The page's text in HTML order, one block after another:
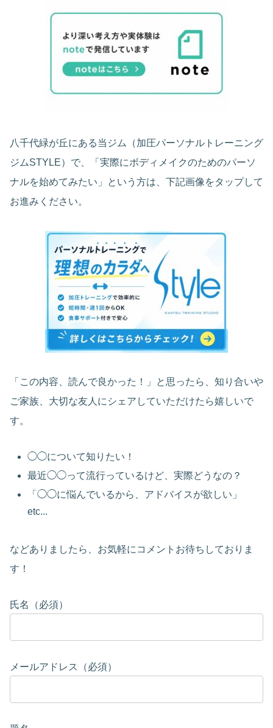
八千代緑が丘にある当ジム（加圧パーソナルトレーニング
ジムSTYLE）で、「実際にボディメイクのためのパーソ
ナルを始めてみたい」という方は、下記画像をタップして
お進みください。
「この内容、読んで良かった！」と思ったら、知り合いや
ご家族、大切な友人にシェアしていただけたら嬉しいで
す。
◯◯について知りたい！
最近◯◯って流行っているけど、実際どうなの？
「◯◯に悩んでいるから、アドバイスが欲しい」
etc...
などありましたら、お気軽にコメントお待ちしておりま
す！
氏名（必須）
メールアドレス（必須）